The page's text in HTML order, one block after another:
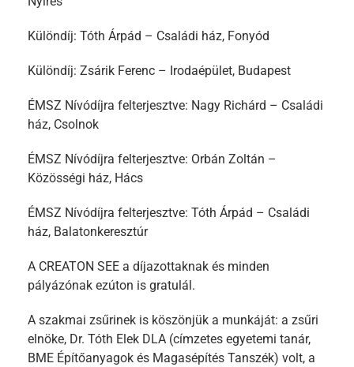
Különdíj: Tóth Árpád – Családi ház, Fonyód
Különdíj: Zsárik Ferenc – Irodaépület, Budapest
ÉMSZ Nívódíjra felterjesztve: Nagy Richárd – Családi
ház, Csolnok
ÉMSZ Nívódíjra felterjesztve: Orbán Zoltán –
Közösségi ház, Hács
ÉMSZ Nívódíjra felterjesztve: Tóth Árpád – Családi
ház, Balatonkeresztúr
A CREATON SEE a díjazottaknak és minden
pályázónak ezúton is gratulál.
A szakmai zsűrinek is köszönjük a munkáját: a zsűri
elnöke, Dr. Tóth Elek DLA (címzetes egyetemi tanár,
BME Építőanyagok és Magasépítés Tanszék) volt, a